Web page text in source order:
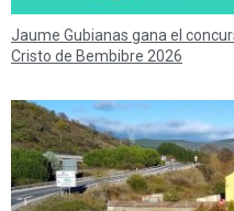
Jaume Gubianas gana el
Cristo de Bembibre 2026